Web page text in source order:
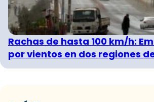
Rachas de hasta 100 km/h:
por vientos en dos regiones